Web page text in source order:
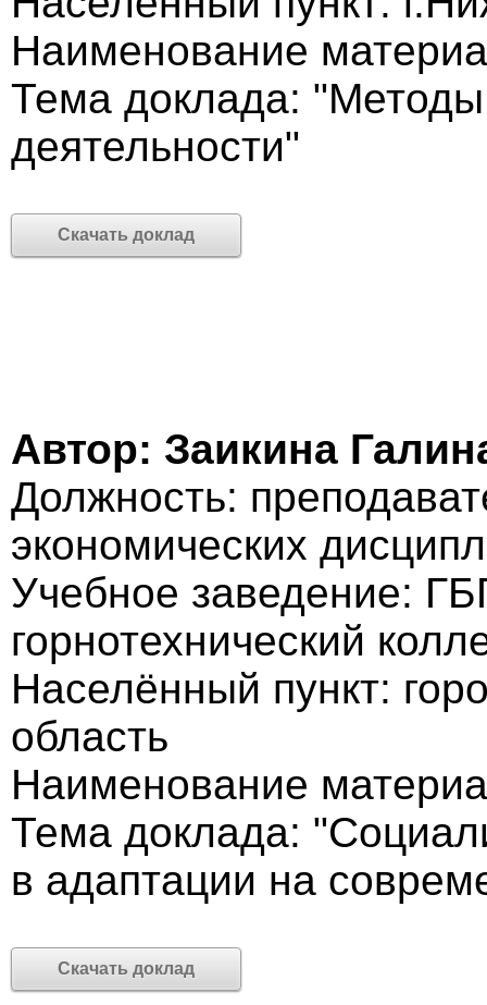
Наименование
Тема доклада:
деятельности"
Скачать доклад
Автор: Заикина
Должность:
экономических
Учебное заведение:
горнотехнический
Населённый пункт:
область
Наименование
Тема доклада:
в адаптации на
Скачать доклад